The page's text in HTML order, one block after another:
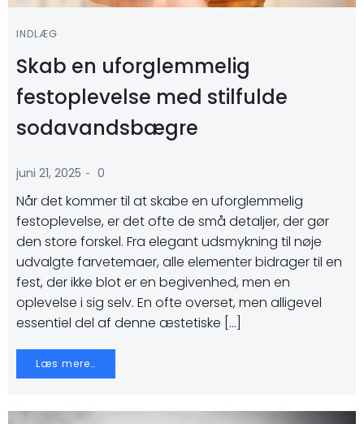
INDLÆG
Skab en uforglemmelig
festoplevelse med stilfulde
sodavandsbægre
juni 21, 2025 - 0
Når det kommer til at skabe en uforglemmelig
festoplevelse, er det ofte de små detaljer, der gør
den store forskel. Fra elegant udsmykning til nøje
udvalgte farvetemaer, alle elementer bidrager til en
fest, der ikke blot er en begivenhed, men en
oplevelse i sig selv. En ofte overset, men alligevel
essentiel del af denne æstetiske […]
Læs mere…